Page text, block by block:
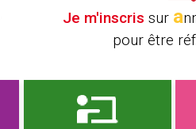
Je m'inscris sur a
pour être